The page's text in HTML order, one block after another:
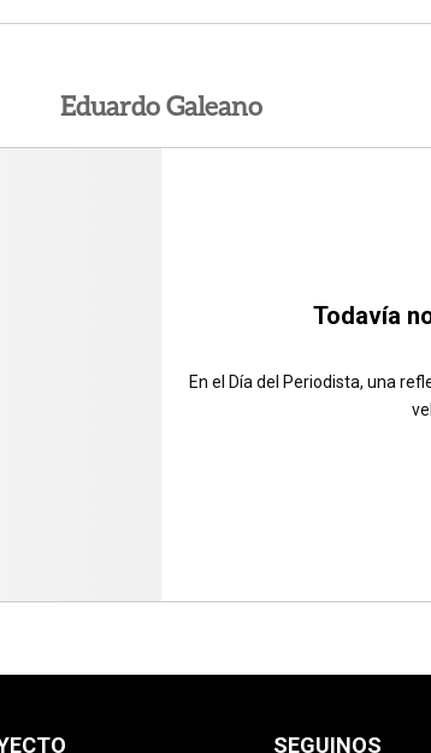
Eduardo Galeano
Todavía
En el Día del Periodista, una
SEGUINOS